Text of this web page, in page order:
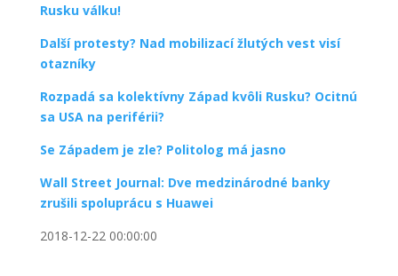
Rusku válku!
Další protesty? Nad mobilizací žlutých vest visí
otazníky
Rozpadá sa kolektívny Západ kvôli Rusku? Ocitnú
sa USA na periférii?
Se Západem je zle? Politolog má jasno
Wall Street Journal: Dve medzinárodné banky
zrušili spoluprácu s Huawei
2018-12-22 00:00:00